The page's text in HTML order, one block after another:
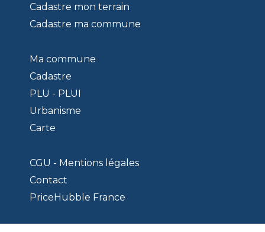
Cadastre mon terrain
Cadastre ma commune
Ma commune
Cadastre
PLU - PLUI
Urbanisme
Carte
CGU - Mentions légales
Contact
PriceHubble France